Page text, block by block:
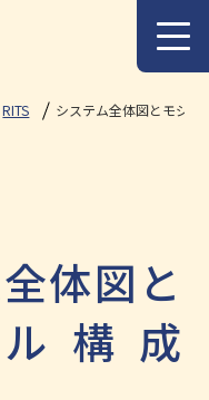
メニュー
RITS システム全体図とモジュ
体図と
構成